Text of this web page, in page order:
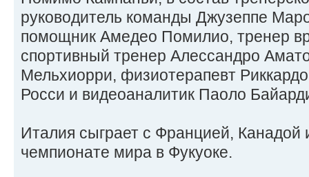
руководитель команды Джузеппе
помощник Амедео Помилио, тренер
спортивный тренер Алессандро
Мельхиорри, физиотерапевт
Росси и видеоаналитик Паоло
Италия сыграет с Францией, Канадой
чемпионате мира в Фукуоке.